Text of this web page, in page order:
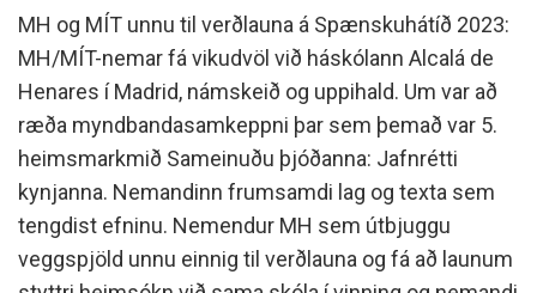
MH og MÍT unnu til verðlauna á Spænskuhátíð 2023:
MH/MÍT-nemar fá vikudvöl við háskólann Alcalá de
Henares í Madrid, námskeið og uppihald. Um var að
ræða myndbandasamkeppni þar sem þemað var 5.
heimsmarkmið Sameinuðu þjóðanna: Jafnrétti
kynjanna. Nemandinn frumsamdi lag og texta sem
tengdist efninu. Nemendur MH sem útbjuggu
veggspjöld unnu einnig til verðlauna og fá að launum